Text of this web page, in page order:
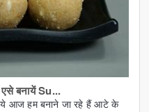
एसे बनायें Su...
आज हम बनाने जा रहे हैं आटे के